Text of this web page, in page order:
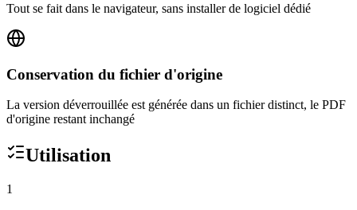
Tout se fait dans le navigateur, sans installer de logiciel dédié
Conservation du fichier d'origine
La version déverrouillée est générée dans un fichier distinct, le PDF
d'origine restant inchangé
Utilisation
1